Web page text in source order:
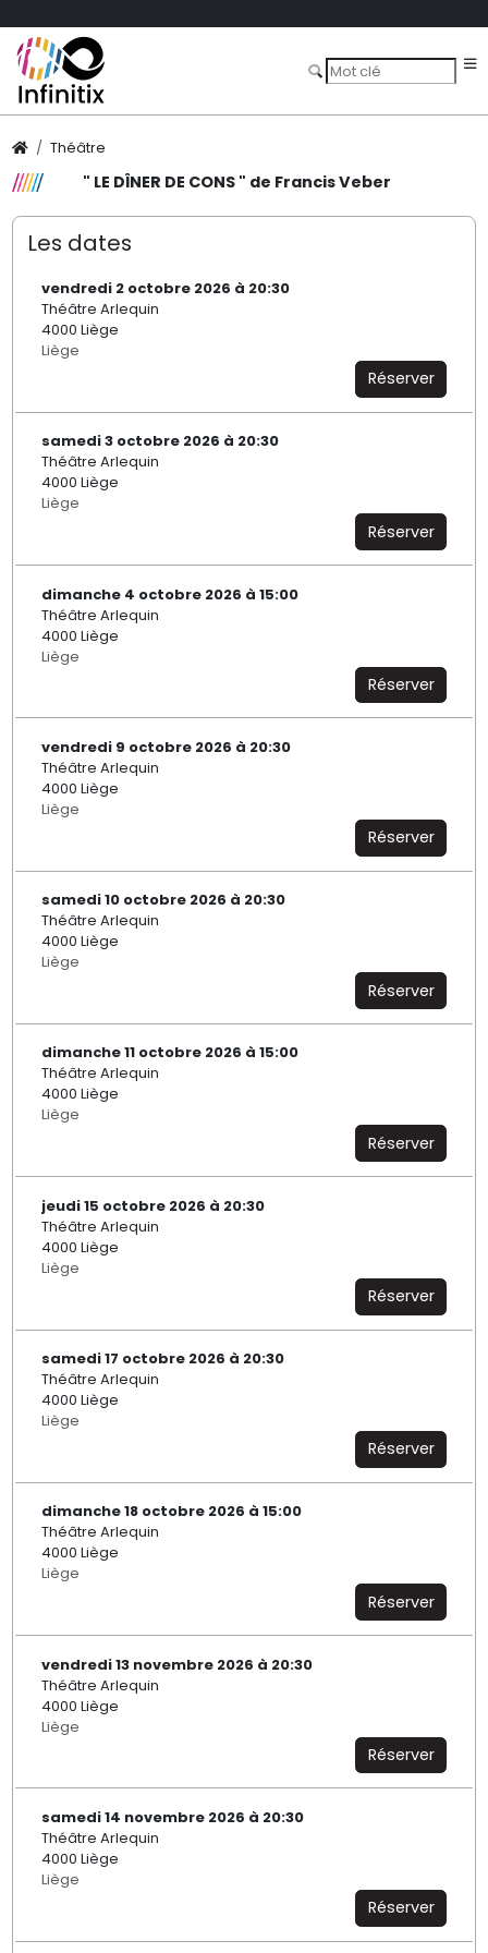
Théâtre
" LE DÎNER DE CONS " de Francis Veber
Les dates
vendredi 2 octobre 2026 à 20:30
Théâtre Arlequin
4000 Liège
Liège
Réserver
samedi 3 octobre 2026 à 20:30
Théâtre Arlequin
4000 Liège
Liège
Réserver
dimanche 4 octobre 2026 à 15:00
Théâtre Arlequin
4000 Liège
Liège
Réserver
vendredi 9 octobre 2026 à 20:30
Théâtre Arlequin
4000 Liège
Liège
Réserver
samedi 10 octobre 2026 à 20:30
Théâtre Arlequin
4000 Liège
Liège
Réserver
dimanche 11 octobre 2026 à 15:00
Théâtre Arlequin
4000 Liège
Liège
Réserver
jeudi 15 octobre 2026 à 20:30
Théâtre Arlequin
4000 Liège
Liège
Réserver
samedi 17 octobre 2026 à 20:30
Théâtre Arlequin
4000 Liège
Liège
Réserver
dimanche 18 octobre 2026 à 15:00
Théâtre Arlequin
4000 Liège
Liège
Réserver
vendredi 13 novembre 2026 à 20:30
Théâtre Arlequin
4000 Liège
Liège
Réserver
samedi 14 novembre 2026 à 20:30
Théâtre Arlequin
4000 Liège
Liège
Réserver